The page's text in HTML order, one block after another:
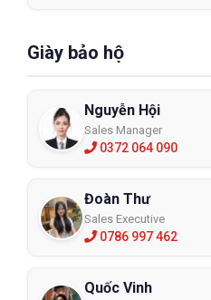
Giày bảo hộ
Nguyễn Hội
Sales Manager
0372 064 090
Đoàn Thư
Sales Executive
0786 997 462
Quốc Vinh